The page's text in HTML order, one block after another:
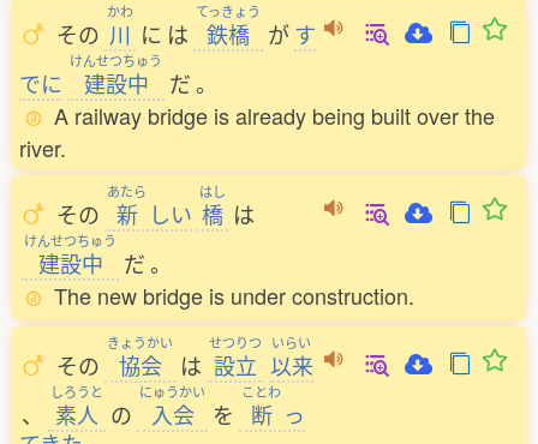
その
かわ
川 に は
てっきょう
鉄橋 がす
でに
けんせつちゅう
建設中 だ。
A railway bridge is already being built over the
river.
その
あたら
新 しい
はし
橋 は
けんせつちゅう
建設中 だ。
The new bridge is under construction.
その
きょうかい
協会 は
せつりつ
設立
いらい
以来
、
しろうと
素人 の
にゅうかい
入会 を
ことわ
断 っ